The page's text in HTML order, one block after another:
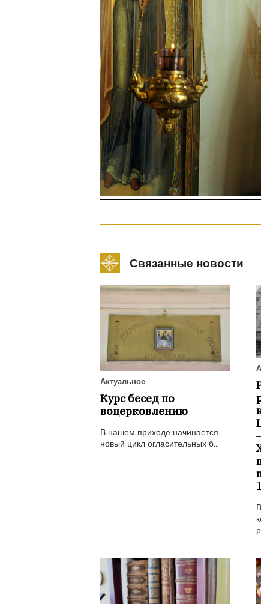
Связанные новости
Актуальное
Курс бесед по
воцерковлению
В нашем приходе начинается
новый цикл огласительных б...